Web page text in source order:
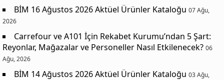
BİM 16 Ağustos 2026 Aktüel Ürünler Kataloğu 07 Ağu,
2026
Carrefour ve A101 İçin Rekabet Kurumu’ndan 5 Şart:
Reyonlar, Mağazalar ve Personeller Nasıl Etkilenecek? 06
Ağu, 2026
BİM 14 Ağustos 2026 Aktüel Ürünler Kataloğu 03 Ağu,